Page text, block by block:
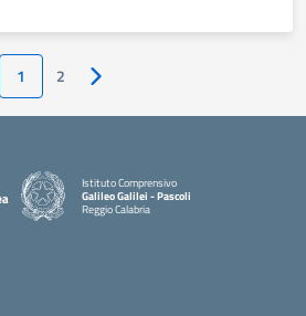
1 2 Pagina successiva
Istituto Comprensivo
Galileo Galilei - Pascoli
Reggio Calabria